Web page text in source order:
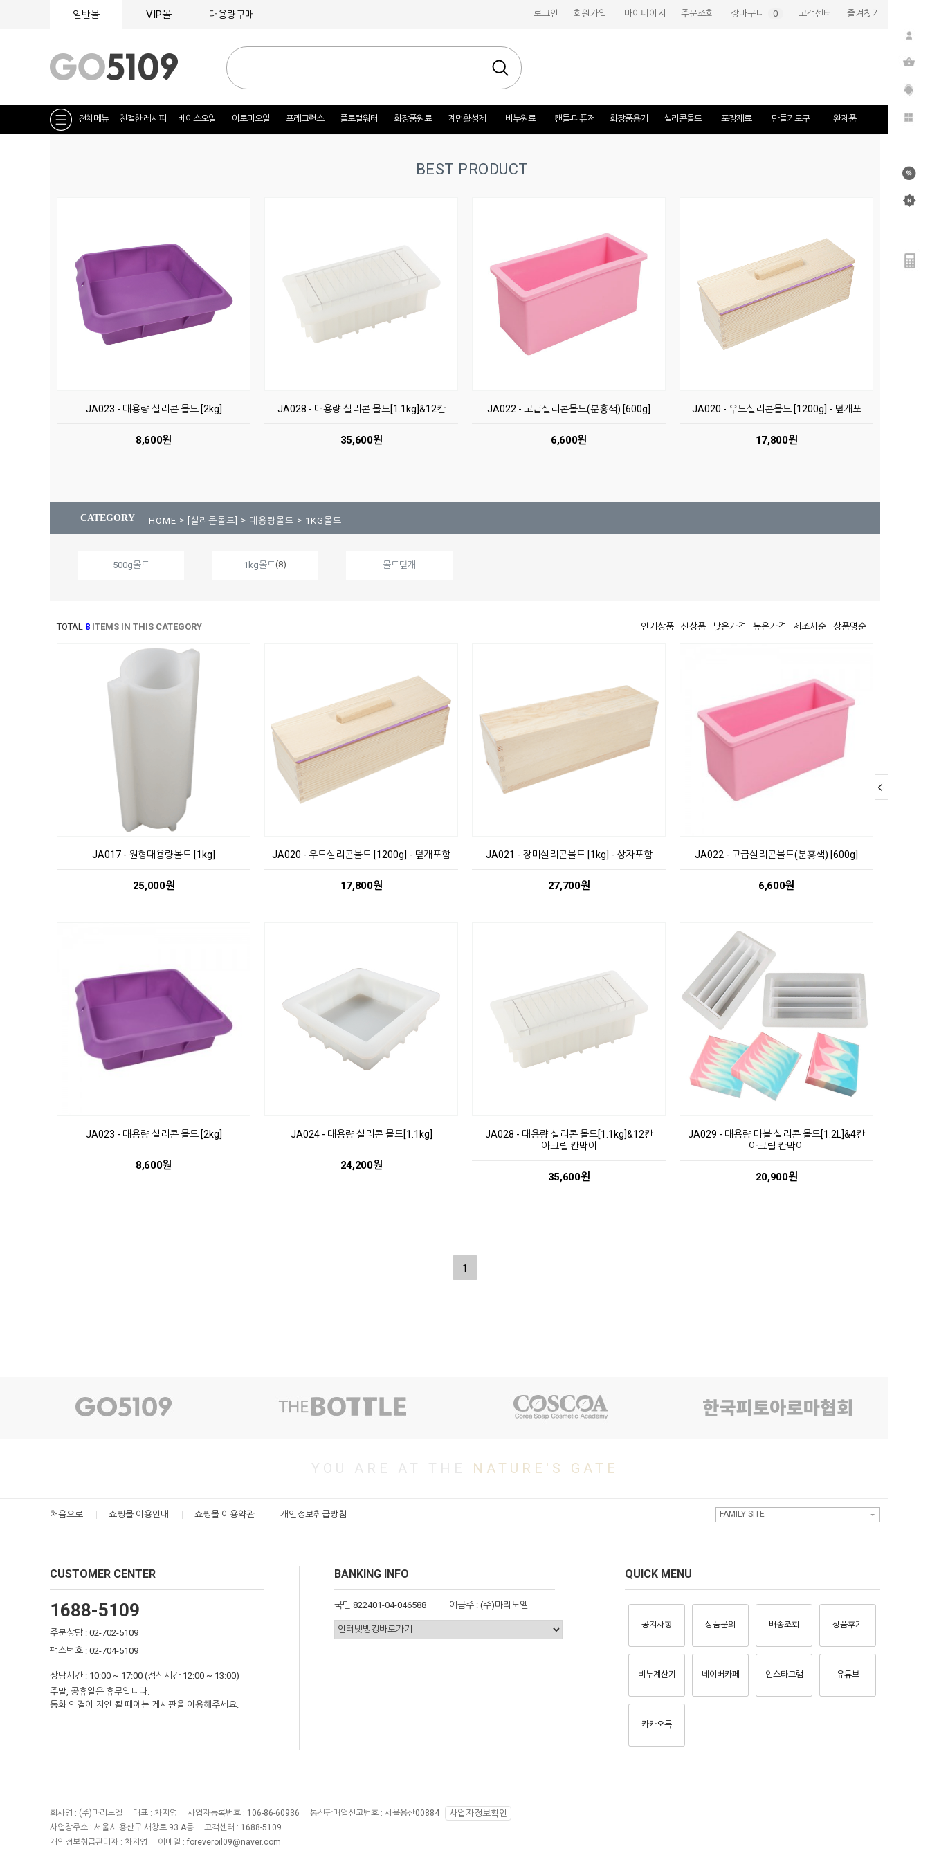
일반몰 VIP몰 대용량구매 로그인 회원가입 마이페이지 주문조회 장바구니 0 고객센터 즐겨찾기
전체메뉴 친절한 레시피 베이스오일 아로마오일 프래그런스 플로럴워터 화장품원료 계면활성제 비누원료 캔들-디퓨저 화장품용기 실리콘몰드 포장재료 만들기도구 완제품
BEST PRODUCT
JA023 - 대용량 실리콘 몰드 [2kg]
8,600원
JA028 - 대용량 실리콘 몰드[1.1kg]&12칸
35,600원
JA022 - 고급실리콘몰드(분홍색) [600g]
6,600원
JA020 - 우드실리콘몰드 [1200g] - 덮개포
17,800원
CATEGORY HOME > [실리콘몰드] > 대용량몰드 > 1KG몰드
500g몰드 1kg몰드(8) 몰드덮개
TOTAL 8 ITEMS IN THIS CATEGORY 인기상품 신상품 낮은가격 높은가격 제조사순 상품명순
JA017 - 원형대용량몰드 [1kg]
25,000원
JA020 - 우드실리콘몰드 [1200g] - 덮개포함
17,800원
JA021 - 장미실리콘몰드 [1kg] - 상자포함
27,700원
JA022 - 고급실리콘몰드(분홍색) [600g]
6,600원
JA023 - 대용량 실리콘 몰드 [2kg]
8,600원
JA024 - 대용량 실리콘 몰드[1.1kg]
24,200원
JA028 - 대용량 실리콘 몰드[1.1kg]&12칸
아크릴 칸막이
35,600원
JA029 - 대용량 마블 실리콘 몰드[1.2L]&4칸
아크릴 칸막이
20,900원
1
YOU ARE AT THE NATURE'S GATE
처음으로 쇼핑몰 이용안내 쇼핑몰 이용약관 개인정보취급방침 FAMILY SITE
CUSTOMER CENTER
1688-5109
주문상담 : 02-702-5109
팩스번호 : 02-704-5109
상담시간 : 10:00 ~ 17:00 (점심시간 12:00 ~ 13:00)
주말, 공휴일은 휴무입니다.
통화 연결이 지연 될 때에는 게시판을 이용해주세요.
BANKING INFO
국민 822401-04-046588 예금주 : (주)마리노엘
QUICK MENU
공지사항 상품문의 배송조회 상품후기
비누계산기 네이버카페 인스타그램 유튜브
카카오톡
회사명 : (주)마리노엘 대표 : 차지영 사업자등록번호 : 106-86-60936 통신판매업신고번호 : 서울용산00884 사업자정보확인
사업장주소 : 서울시 용산구 새창로 93 A동 고객센터 : 1688-5109
개인정보취급관리자 : 차지영 이메일 : foreveroil09@naver.com